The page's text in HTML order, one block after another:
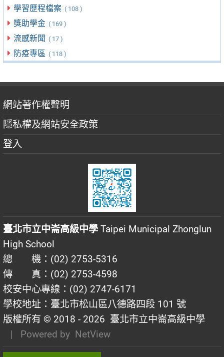
學習歷程檔案 ( 108 )
獎助學金 ( 169 )
流感新聞 ( 17 )
防疫專區 ( 118 )
網站著作權聲明
隱私權及網站安全政策
登入
臺北市立中崙高級中學 Taipei Municipal Zhonglun
High School
總 機：(02) 2753-5316
傳 真：(02) 2753-4598
校安中心專線：(02) 2747-6171
學校地址：臺北市松山區八德路四段 101 號
版權所有 © 2018 - 2026 臺北市立中崙高級中學
| Powered by NetView